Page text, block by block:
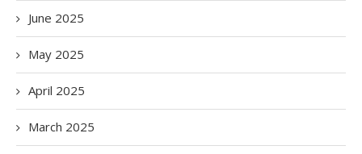
June 2025
May 2025
April 2025
March 2025